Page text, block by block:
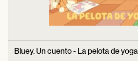
Bluey. Un cuento - La pelota de yoga